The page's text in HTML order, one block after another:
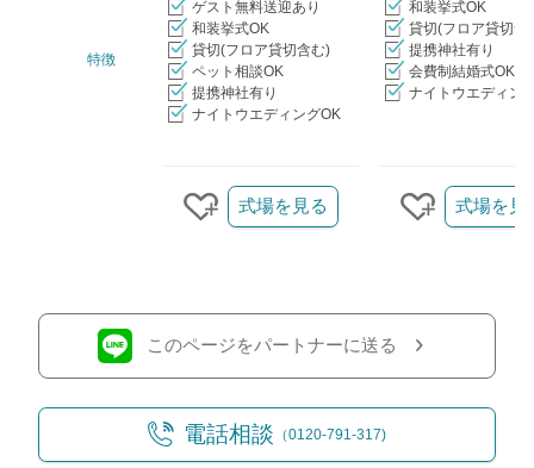
特徴
ゲスト無料送迎あり
和装挙式OK
貸切(フロア貸切含む)
ペット相談OK
提携神社有り
ナイトウエディングOK
和装挙式OK
貸切(フロア貸切含
提携神社有り
会費制結婚式OK
ナイトウエディン
クリップする
式場を見る
クリップす
式場を見
このページをパートナーに送る
電話相談 （0120-791-317)